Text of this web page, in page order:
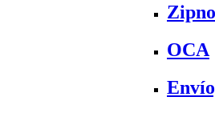
OCA